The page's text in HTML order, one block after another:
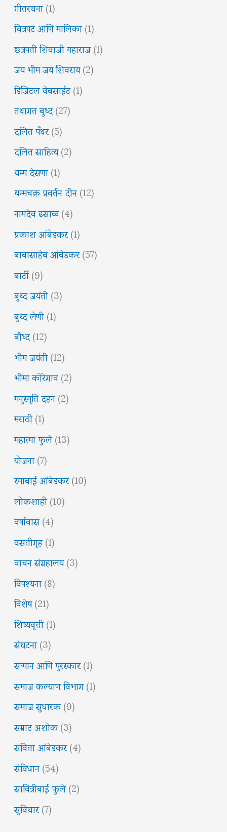
गीतरचना(1)
चित्रपट आणि मालिका(1)
छत्रपती शिवाजी महाराज(1)
जय भीम जय शिवराय(2)
डिजिटल वेबसाईट(1)
तथागत बुध्द(27)
दलित पँथर(5)
दलित साहित्य(2)
धम्म देसणा(1)
धम्मचक्र प्रवर्तन दीन(12)
नामदेव ढसाळ(4)
प्रकाश आंबेडकर(1)
बाबासाहेब आंबेडकर(57)
बार्टी(9)
बुध्द जयंती(3)
बुध्द लेणी(1)
बौध्द(12)
भीम जयंती(12)
भीमा कोरेगाव(2)
मनुस्मृति दहन(2)
मराठी(1)
महात्मा फुले(13)
योजना(7)
रमाबाई आंबेडकर(10)
लोकशाही(10)
वर्षावास(4)
वसतीगृह(1)
वाचन संग्रहालय(3)
विपश्यना(8)
विशेष(21)
शिष्यवृत्ती(1)
संघटना(3)
सन्मान आणि पुरस्कार(1)
समाज कल्याण विभाग(1)
समाज सुधारक(9)
सम्राट अशोक(3)
सविता आंबेडकर(4)
संविधान(54)
सावित्रीबाई फुले(2)
सुविचार(7)